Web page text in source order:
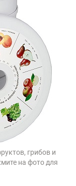
грибов и
на фото для